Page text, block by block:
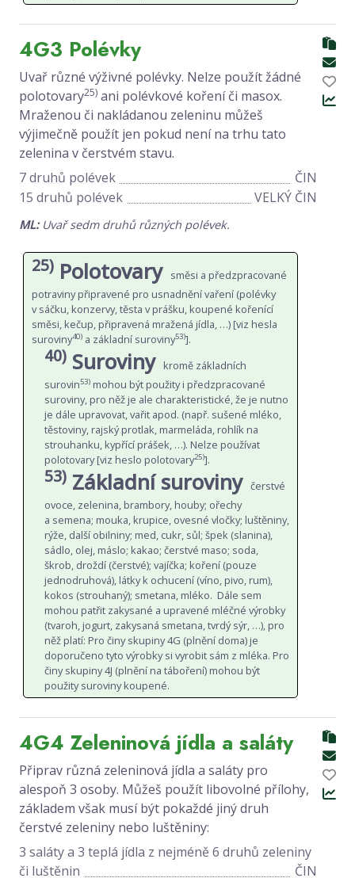
4G3 Polévky
Uvař různé výživné polévky. Nelze použít žádné
polotovary25) ani polévkové koření či masox.
Mraženou či nakládanou zeleninu můžeš
výjimečně použít jen pokud není na trhu tato
zelenina v čerstvém stavu.
7 druhů polévek
ČIN
15 druhů polévek
VELKÝ ČIN
ML:Uvař sedm druhů různých polévek.
25) Polotovary
směsi a předzpracované
potraviny připravené pro usnadnění vaření (polévky
v sáčku, konzervy, těsta v prášku, koupené kořenící
směsi, kečup, připravená mražená jídla, …) [viz hesla
suroviny40) a základní suroviny53)].
40) Suroviny
kromě základních
surovin53) mohou být použity i předzpracované
suroviny, pro něž je ale charakteristické, že je nutno
je dále upravovat, vařit apod. (např. sušené mléko,
těstoviny, rajský protlak, marmeláda, rohlík na
strouhanku, kypřící prášek, …). Nelze používat
polotovary [viz heslo polotovary25)].
53) Základní suroviny čerstvé
ovoce, zelenina, brambory, houby; ořechy
a semena; mouka, krupice, ovesné vločky; luštěniny,
rýže, další obilniny; med, cukr, sůl; špek (slanina),
sádlo, olej, máslo; kakao; čerstvé maso; soda,
škrob, droždí (čerstvé); vajíčka; koření (pouze
jednodruhová), látky k ochucení (víno, pivo, rum),
kokos (strouhaný); smetana, mléko. Dále sem
mohou patřit zakysané a upravené mléčné výrobky
(tvaroh, jogurt, zakysaná smetana, tvrdý sýr, …), pro
něž platí: Pro činy skupiny 4G (plnění doma) je
doporučeno tyto výrobky si vyrobit sám z mléka. Pro
činy skupiny 4J (plnění na táboření) mohou být
použity suroviny koupené.
4G4 Zeleninová jídla a saláty
Připrav různá zeleninová jídla a saláty pro
alespoň 3 osoby. Můžeš použít libovolné přílohy,
základem však musí být pokaždé jiný druh
čerstvé zeleniny nebo luštěniny:
3 saláty a 3 teplá jídla z nejméně 6 druhů zeleniny
či luštěnin
ČIN